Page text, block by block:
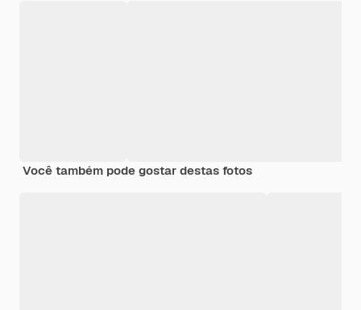
Você também pode gostar destas fotos